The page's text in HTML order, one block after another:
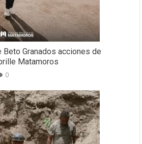
Granados acciones de
Matamoros
0